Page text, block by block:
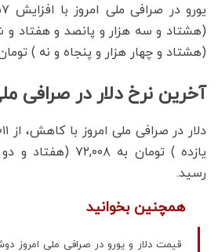
(هشتاد و چهار هزار و پنجاه و نه )
آخرین نرخ دلار در صرافی
یازده ) تومان به
رسید.
همچنین بخوانید